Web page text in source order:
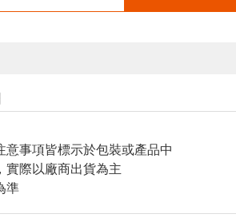
事項皆標示於包裝或產品中
實際以廠商出貨為主
準